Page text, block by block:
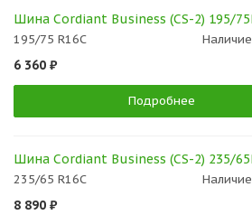
Шина Cordiant Business (CS-2) 195/
195/75 R16C
6 360 ₽
Подробнее
Шина Cordiant Business (CS-2) 235/
235/65 R16C
8 890 ₽